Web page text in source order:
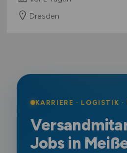
Dresden
KARRIERE · LOGISTIK ·
Jobs in